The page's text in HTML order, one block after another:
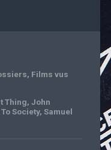
, Films vus
Thing, John
Society, Samuel